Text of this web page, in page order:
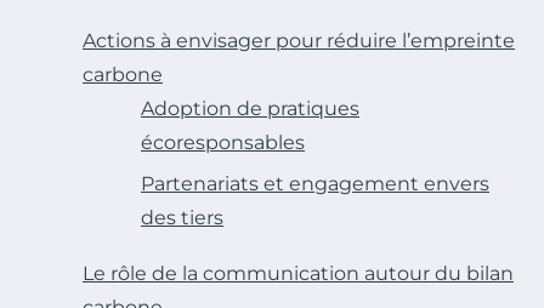
Actions à envisager pour réduire l’empreinte
carbone
Adoption de pratiques
écoresponsables
Partenariats et engagement envers
des tiers
Le rôle de la communication autour du bilan